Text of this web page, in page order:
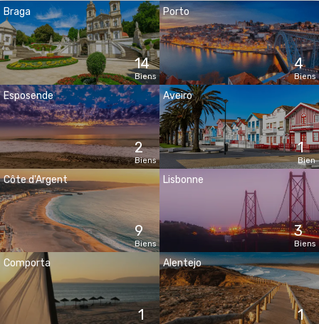
Braga
14
Biens
Porto
4
Biens
Esposende
2
Biens
Aveiro
1
Bien
Côte d'Argent
9
Biens
Lisbonne
3
Biens
Comporta
1
Alentejo
1